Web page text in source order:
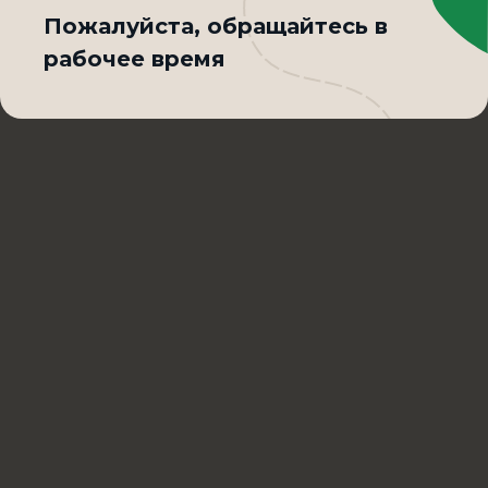
по качеству Сибирского фастфуда
Пожалуйста, обращайтесь в
рабочее время